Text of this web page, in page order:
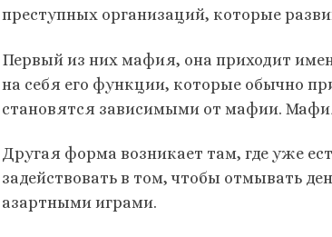
преступных организаций, которые
Первый из них мафия, она приходит
на себя его функции, которые обычно
становятся зависимыми от мафии.
Другая форма возникает там, где уже
задействовать в том, чтобы отмывать
азартными играми.